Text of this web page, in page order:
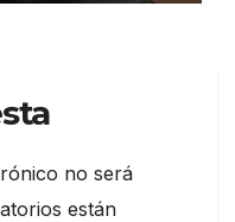
no será
están